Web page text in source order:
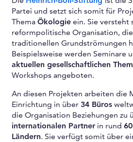
Partei und setzt sich somit für
Thema Ökologie ein. Sie versteht
reformpolitische Organisation,
traditionellen Grundströmungen
Beispielsweise werden Seminare
aktuellen gesellschaftlichen
Workshops angeboten.
An diesen Projekten arbeiten die
Einrichtung in über 34 Büros
die Organisation Beziehungen zu
internationalen Partner in rund
Ländern. Sie verfügt somit über